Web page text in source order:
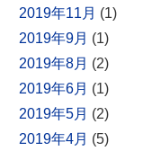
2019年11月 (1)
2019年9月 (1)
2019年8月 (2)
2019年6月 (1)
2019年5月 (2)
2019年4月 (5)